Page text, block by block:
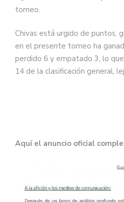
torneo.
Chivas está urgido de puntos,
en el presente torneo ha
perdido 6 y empatado 3, lo
14 de la clasificación general,
Aquí el anuncio oficial